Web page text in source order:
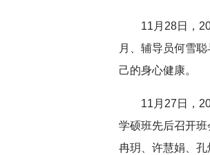
11月28日，
月、辅导员何雪
己的身心健康。
11月27日，
学硕班先后召开
冉玥、许慧娟、